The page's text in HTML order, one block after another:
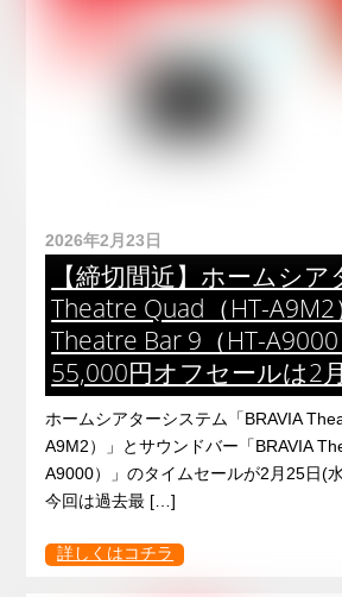
2026年2月23日
【締切間近】ホームシア
Theatre Quad（HT-A9M2
Theatre Bar 9（HT-
55,000円オフセールは2
ホームシアターシステム「BRAVIA
A9M2）」とサウンドバー「BRAVIA
A9000）」のタイムセールが2月25日(
今回は過去最 […]
詳しくはコチラ